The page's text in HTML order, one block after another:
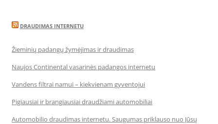
DRAUDIMAS INTERNETU
Žieminių padangų žymėjimas ir draudimas
Naujos Continental vasarinės padangos internetu
Vandens filtrai namui – kiekvienam gyventojui
Pigiausiai ir brangiausiai draudžiami automobiliai
Automobilio draudimas internetu. Saugumas priklauso nuo Jūsų